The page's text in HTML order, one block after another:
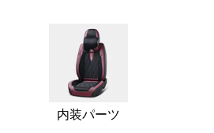
内装パーツ